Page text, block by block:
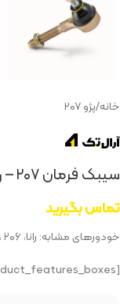
خانه/پژو ۲۰۷
سیبک فرمان ۲۰۷ – راست
تماس بگیرید
خودورهای مشابه: رانا، ۲۰۶ ،‌۲۰۷
[product_features_boxes]